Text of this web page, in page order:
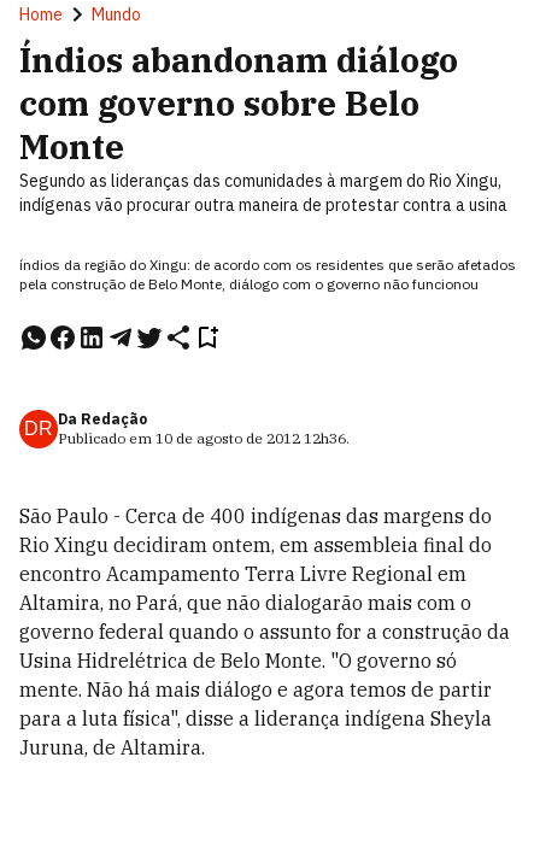
Home Mundo
Índios abandonam diálogo
com governo sobre Belo
Monte
Segundo as lideranças das comunidades à margem do Rio Xingu,
indígenas vão procurar outra maneira de protestar contra a usina
índios da região do Xingu: de acordo com os residentes que serão afetados
pela construção de Belo Monte, diálogo com o governo não funcionou
DR Da Redação
Publicado em 10 de agosto de 2012 12h36.
São Paulo - Cerca de 400 indígenas das margens do
Rio Xingu decidiram ontem, em assembleia final do
encontro Acampamento Terra Livre Regional em
Altamira, no Pará, que não dialogarão mais com o
governo federal quando o assunto for a construção da
Usina Hidrelétrica de Belo Monte. "O governo só
mente. Não há mais diálogo e agora temos de partir
para a luta física", disse a liderança indígena Sheyla
Juruna, de Altamira.